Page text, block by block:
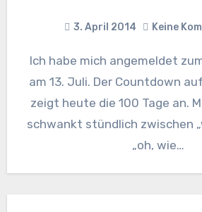
3. April 2014 Keine
Ich habe mich angemeldet zum Volkstriathlon
am 13. Juli. Der Countdown
zeigt heute die 100 Tage an.
schwankt stündlich zwischen
„oh, wie…